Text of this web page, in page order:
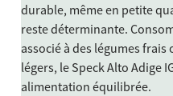
durable, même en petite
reste déterminante.
associé à des légumes
légers, le Speck Alto Adige
alimentation équilibrée.